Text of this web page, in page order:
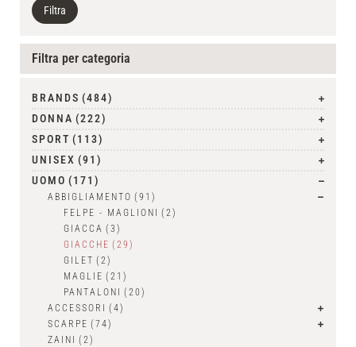
Filtra
Filtra per categoria
BRANDS (484)
DONNA (222)
SPORT (113)
UNISEX (91)
UOMO (171)
ABBIGLIAMENTO (91)
FELPE - MAGLIONI
(2)
GIACCA (3)
GIACCHE (29)
GILET (2)
MAGLIE (21)
PANTALONI
(20)
ACCESSORI
(4)
SCARPE (74)
ZAINI
(2)